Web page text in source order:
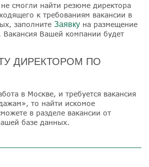
смогли найти резюме директора
к требованиям вакансии в
заполните Заявку на размещение
Вакансия Вашей компании будет
ДИРЕКТОРОМ ПО
в Москве, и требуется вакансия
то найти искомое
в разделе вакансии от
базе данных.